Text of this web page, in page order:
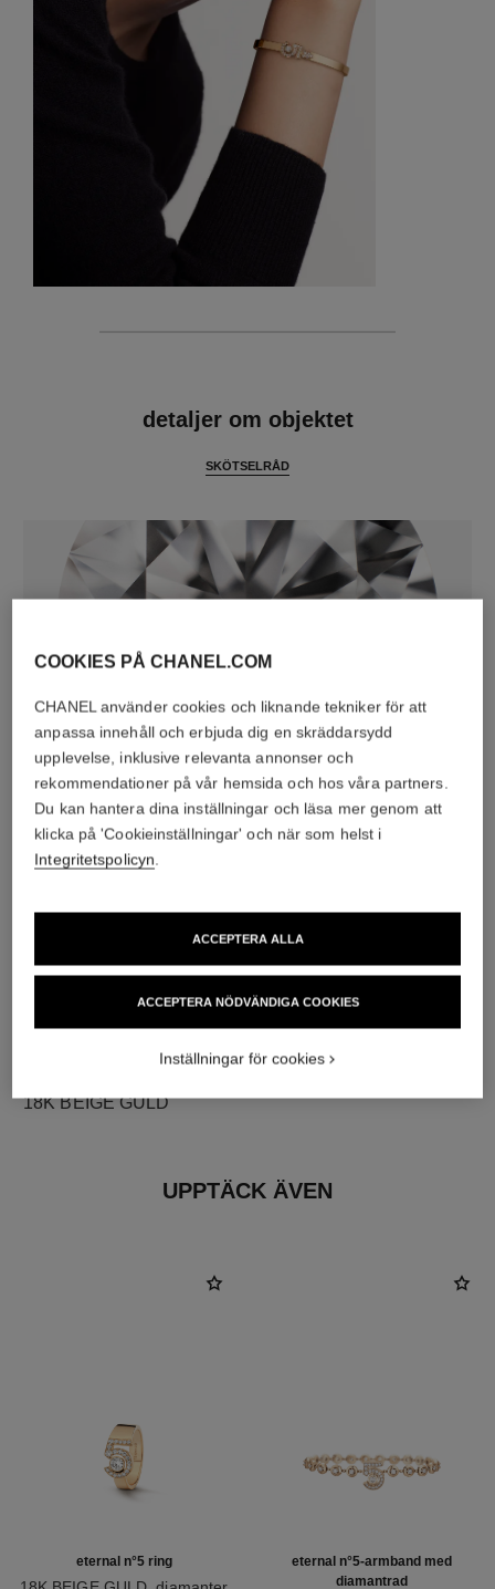
detaljer om objektet
SKÖTSELRÅD
diamanter
24 briljantslipade diamanter på totalt 0,38 carat
Egenskaperna hos varje smycke kan variera**
18K BEIGE GULD
UPPTÄCK ÄVEN
eternal n°5 ring
eternal n°5-armband med
diamantrad
COOKIES PÅ CHANEL.COM
CHANEL använder cookies och liknande tekniker för att
anpassa innehåll och erbjuda dig en skräddarsydd
upplevelse, inklusive relevanta annonser och
rekommendationer på vår hemsida och hos våra partners.
Du kan hantera dina inställningar och läsa mer genom att
klicka på 'Cookieinställningar' och när som helst i
Integritetspolicyn.
ACCEPTERA NÖDVÄNDIGA COOKIES
ACCEPTERA ALLA
Inställningar för cookies